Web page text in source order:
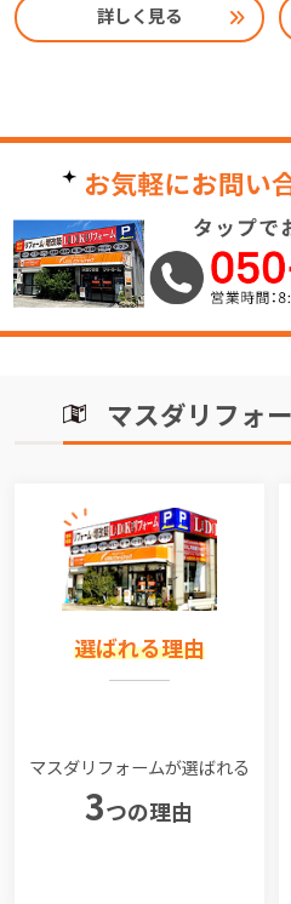
詳しく見る
マスダリフォ
選ばれる理由
マスダリフォームが選ばれる
3つの理由